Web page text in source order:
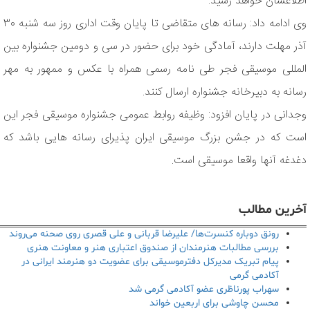
وی ادامه داد: رسانه های متقاضی تا پایان وقت اداری روز سه شنبه ۳۰
آذر مهلت دارند، آمادگی خود برای حضور در سی و دومین جشنواره بین
المللی موسیقی فجر طی نامه رسمی همراه با عکس و ممهور به مهر
رسانه به دبیرخانه جشنواره ارسال کنند.
وجدانی در پایان افزود: وظیفه روابط عمومی جشنواره موسیقی فجر این
است که در جشن بزرگ موسیقی ایران پذیرای رسانه هایی باشد که
دغدغه آنها واقعا موسیقی است.
آخرین مطالب
رونق دوباره کنسرت‌ها/ علیرضا قربانی و علی قصری روی صحنه می‌روند
بررسی مطالبات هنرمندان از صندوق اعتباری هنر و معاونت هنری
پیام تبریک مدیرکل دفترموسیقی برای عضویت دو هنرمند ایرانی در
آکادمی گرمی
سهراب پورناظری عضو آکادمی گرمی شد
محسن چاوشی برای اربعین خواند